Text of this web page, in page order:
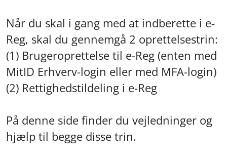
Når du skal i gang med at indberette i e-
Reg, skal du gennemgå 2 oprettelsestrin:
(1) Brugeroprettelse til e-Reg (enten med
MitID Erhverv-login eller med MFA-login)
(2) Rettighedstildeling i e-Reg
På denne side finder du vejledninger og
hjælp til begge disse trin.